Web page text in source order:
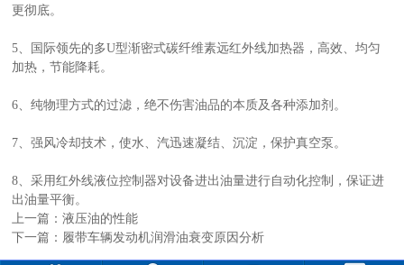
更彻底。
5、国际领先的多U型渐密式碳纤维素远红外线加热器，高效、均匀
加热，节能降耗。
6、纯物理方式的过滤，绝不伤害油品的本质及各种添加剂。
7、强风冷却技术，使水、汽迅速凝结、沉淀，保护真空泵。
8、采用红外线液位控制器对设备进出油量进行自动化控制，保证进
出油量平衡。
上一篇：液压油的性能
下一篇： 履带车辆发动机润滑油衰变原因分析